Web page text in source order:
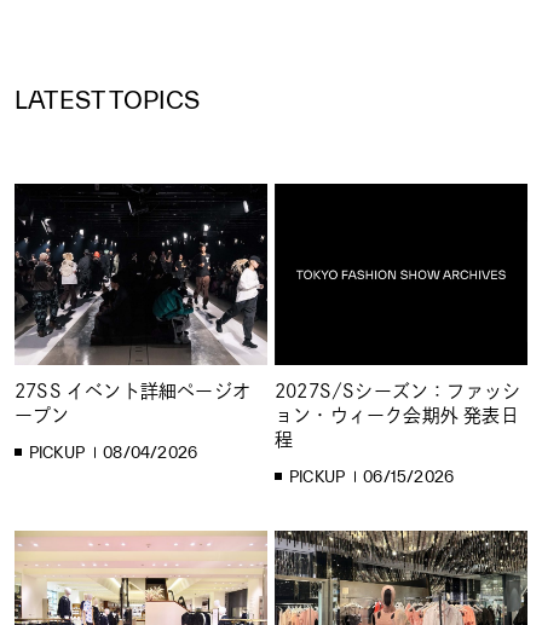
LATEST TOPICS
27SS イベント詳細ページオ
ープン
PICKUP 08/04/2026
2027S/Sシーズン：ファッシ
ョン・ウィーク会期外 発表日
程
PICKUP 06/15/2026